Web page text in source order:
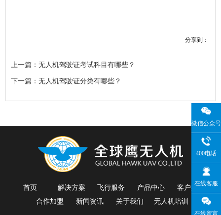
分享到：
上一篇：无人机驾驶证考试科目有哪些？
下一篇：无人机驾驶证分类有哪些？
微信公众号
400电话
在线客服
在线留言
首页 解决方案 飞行服务 产品中心
客户案例
合作加盟
新闻资讯 关于我们 无人机培训